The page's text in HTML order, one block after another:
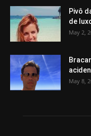
Pivô
de
May 2,
May 8,